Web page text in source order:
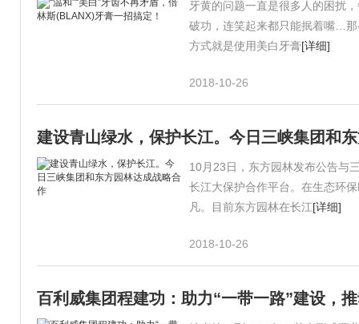
牙黄的问题一直是很多人的困扰
破功，连笑起来都只能抿着嘴…
方式就是使用美白牙膏[详细]
2018-10-26
建设青山绿水，保护长江。今日三峡集团和
10月23日，东方园林发布公告与
长江大保护合作平台。在生态环
凡。目前东方园林在长江[详细]
2018-10-26
百利威集团程建功：助力“一带一路”建设，